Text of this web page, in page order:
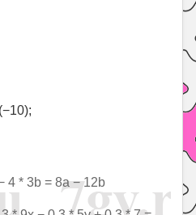
4 * 3b = 8a − 12b